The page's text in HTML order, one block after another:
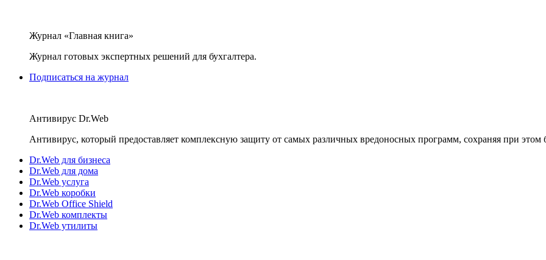
Журнал «Главная книга»
Журнал готовых экспертных решений для бухгалтера.
Подписаться на журнал
Антивирус Dr.Web
Антивирус, который предоставляет комплексную защиту от самых различных вредоносных программ, сохраняя при этом
Dr.Web для бизнеса
Dr.Web для дома
Dr.Web услуга
Dr.Web коробки
Dr.Web Office Shield
Dr.Web комплекты
Dr.Web утилиты